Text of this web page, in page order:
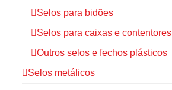
Selos para bidões
Selos para caixas e contentores
Outros selos e fechos plásticos
Selos metálicos